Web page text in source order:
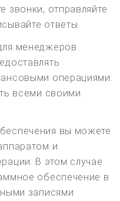
звонки, отправляйте
ответы.
менеджеров
операциями.
всеми своими
вы можете
и
В этом случае
обеспечение в
записями